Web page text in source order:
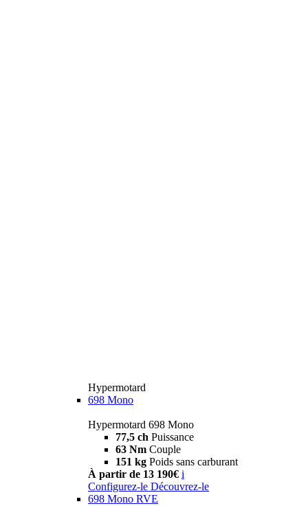
Hypermotard
698 Mono
Hypermotard 698 Mono
77,5 ch Puissance
63 Nm Couple
151 kg Poids sans carburant
À partir de 13 190€ i
Configurez-le Découvrez-le
698 Mono RVE